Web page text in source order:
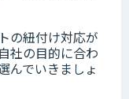
の紐付け対応が
社の目的に合わ
んでいきましょ